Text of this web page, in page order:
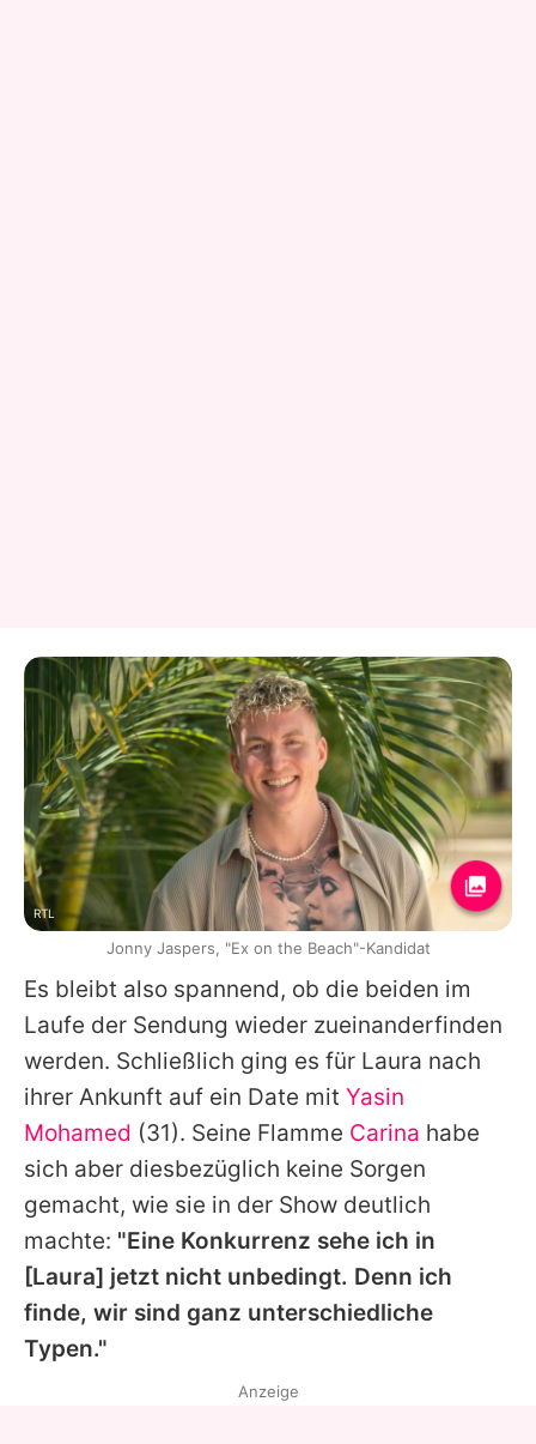
Es bleibt also spannend, ob die beiden im
Laufe der Sendung wieder zueinanderfinden
werden. Schließlich ging es für Laura nach
ihrer Ankunft auf ein Date mit Yasin
Mohamed (31). Seine Flamme Carina habe
sich aber diesbezüglich keine Sorgen
gemacht, wie sie in der Show deutlich
machte: "Eine Konkurrenz sehe ich in
[Laura] jetzt nicht unbedingt. Denn ich
finde, wir sind ganz unterschiedliche
Typen."
RTL
Jonny Jaspers, "Ex on the Beach"-Kandidat
Anzeige